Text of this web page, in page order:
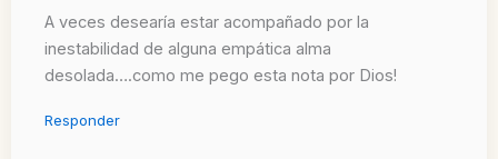
A veces desearía estar acompañado por la
inestabilidad de alguna empática alma
desolada….como me pego esta nota por Dios!
Responder